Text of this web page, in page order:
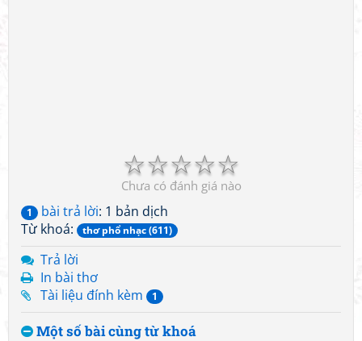
☆
☆
☆
☆
☆
Chưa có đánh giá nào
1 bài trả lời: 1 bản dịch
Từ khoá:
thơ phổ nhạc (611)
Trả lời
In bài thơ
Tài liệu đính kèm
1
Một số bài cùng từ khoá